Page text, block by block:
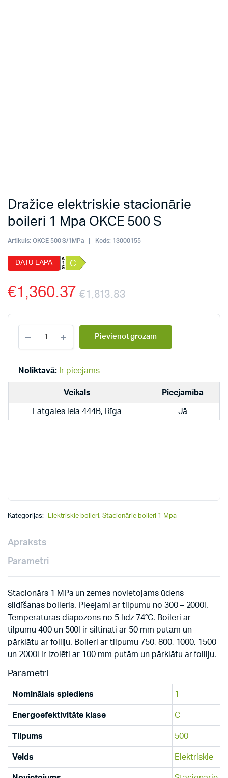
Dražice elektriskie stacionārie
boileri 1 Mpa OKCE 500 S
Artikuls: OKCE 500 S/1MPa Kods: 13000155
DATU LAPA C
€1,813.83
€1,360.37
elektriskie
stacionārie
1
quantity
Pievienot grozam
Noliktavā: Ir pieejams
Veikals Pieejamība
Latgales iela 444B, Rīga Jā
Kategorijas: Elektriskie boileri,Stacionārie boileri 1 Mpa
Apraksts
Parametri
Stacionārs 1 MPa un zemes novietojams ūdens
sildīšanas boileris. Pieejami ar tilpumu no 300 – 2000l.
Temperatūras diapozons no 5 līdz 74°C. Boileri ar
tilpumu 400 un 500l ir siltināti ar 50 mm putām un
pārklātu ar folliju. Boileri ar tilpumu 750, 800, 1000, 1500
un 2000l ir izolēti ar 100 mm putām un pārklātu ar folliju.
Parametri
Nominālais spiediens 1
Energoefektivitāte klase C
Tilpums 500
Veids Elektriskie